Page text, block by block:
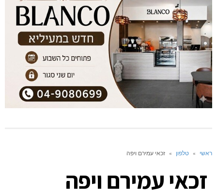
ראשי » טלפון » זכאי עמירם ויפה
זכאי עמירם ויפה